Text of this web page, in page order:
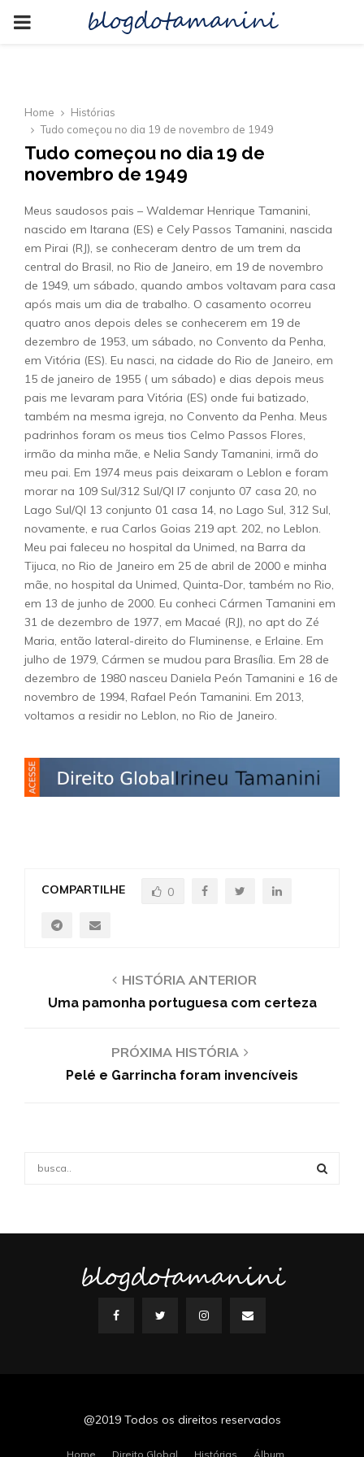
PRIMARYblogdotamanini
Home
Histórias
Tudo começou no dia 19 de novembro de 1949
Tudo começou no dia 19 de
novembro de 1949
Meus saudosos pais – Waldemar Henrique Tamanini,
nascido em Itarana (ES) e Cely Passos Tamanini, nascida
em Pirai (RJ), se conheceram dentro de um trem da
central do Brasil, no Rio de Janeiro, em 19 de novembro
de 1949, um sábado, quando ambos voltavam para casa
após mais um dia de trabalho. O casamento ocorreu
quatro anos depois deles se conhecerem em 19 de
dezembro de 1953, um sábado, no Convento da Penha,
em Vitória (ES). Eu nasci, na cidade do Rio de Janeiro, em
15 de janeiro de 1955 ( um sábado) e dias depois meus
pais me levaram para Vitória (ES) onde fui batizado,
também na mesma igreja, no Convento da Penha. Meus
padrinhos foram os meus tios Celmo Passos Flores,
irmão da minha mãe, e Nelia Sandy Tamanini, irmã do
meu pai. Em 1974 meus pais deixaram o Leblon e foram
morar na 109 Sul/312 Sul/QI l7 conjunto 07 casa 20, no
Lago Sul/QI 13 conjunto 01 casa 14, no Lago Sul, 312 Sul,
novamente, e rua Carlos Goias 219 apt. 202, no Leblon.
Meu pai faleceu no hospital da Unimed, na Barra da
Tijuca, no Rio de Janeiro em 25 de abril de 2000 e minha
mãe, no hospital da Unimed, Quinta-Dor, também no Rio,
em 13 de junho de 2000. Eu conheci Cármen Tamanini em
31 de dezembro de 1977, em Macaé (RJ), no apt do Zé
Maria, então lateral-direito do Fluminense, e Erlaine. Em
julho de 1979, Cármen se mudou para Brasília. Em 28 de
dezembro de 1980 nasceu Daniela Peón Tamanini e 16 de
novembro de 1994, Rafael Peón Tamanini. Em 2013,
voltamos a residir no Leblon, no Rio de Janeiro.
COMPARTILHE 0
HISTÓRIA ANTERIOR
Uma pamonha portuguesa com certeza
PRÓXIMA HISTÓRIA
Pelé e Garrincha foram invencíveis
E
blogdotamanini
@2019 Todos os direitos reservados
Home Direito Global Histórias Álbum